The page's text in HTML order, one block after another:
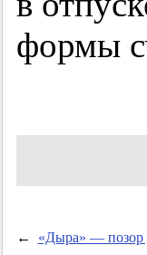
формы
← «Дыра» — позор